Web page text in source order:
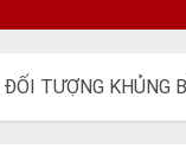
TƯỢNG KHỦNG